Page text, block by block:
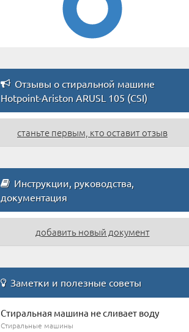
Отзывы о стиральной машине
Hotpoint-Ariston ARUSL 105 (CSI)
станьте первым, кто оставит отзыв
Инструкции, руководства,
документация
добавить новый документ
Заметки и полезные советы
Стиральная машина не сливает воду
Стиральные машины